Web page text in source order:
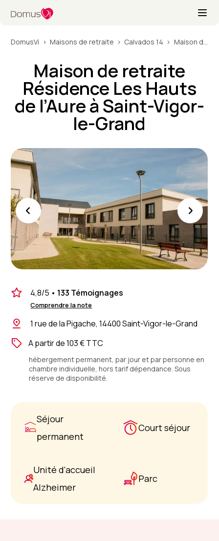
DomusVi Maisons de retraite Calvados 14 Maison de retraite Résidence Les Hauts de l’Aure à Saint-Vigor-le-Grand
Maison de retraite
Résidence Les Hauts
de l’Aure à Saint-Vigor-
le-Grand
4,8/5 • 133 Témoignages
Comprendre la note
1 rue de la Pigache, 14400 Saint-Vigor-le-Grand
A partir de 103 € TTC
hébergement permanent, par jour et par personne en
chambre individuelle, hors tarif dépendance. Sous
réserve de disponibilité.
Séjour
permanent
Court séjour
Unité d'accueil
Alzheimer
Parc